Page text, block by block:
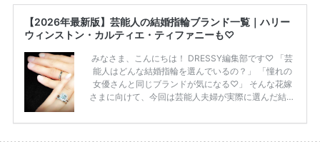
【2026年最新版】芸能人の結婚指輪ブランド一覧｜ハリー
ウィンストン・カルティエ・ティファニーも♡
みなさま、こんにちは！ DRESSY編集部です♡ 「芸
能人はどんな結婚指輪を選んでいるの？」 「憧れの
女優さんと同じブランドが気になる♡」 そんな花嫁
さまに向けて、今回は芸能人夫婦が実際に選んだ結婚
ーウィンストンやカルティエ、ティファニーなど世界